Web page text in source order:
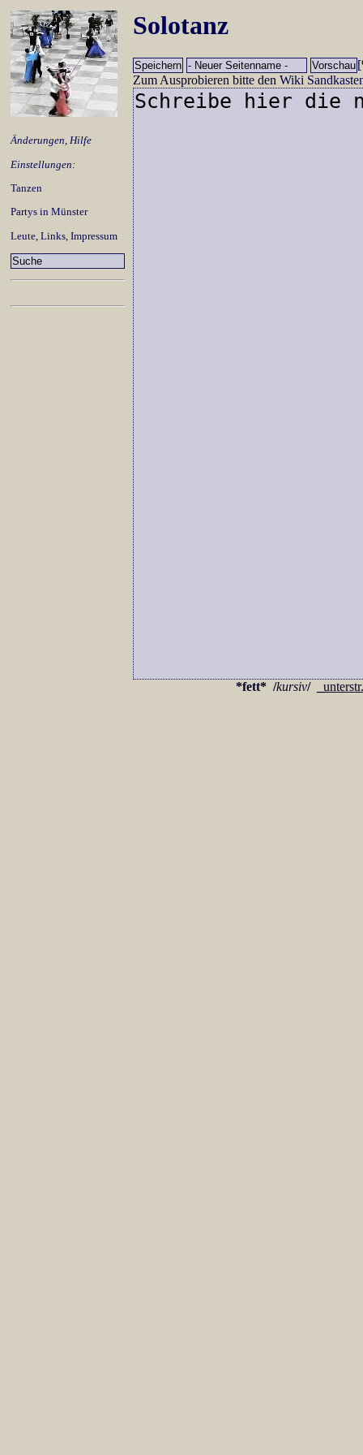
Änderungen, Hilfe
Einstellungen:
Tanzen
Partys in Münster
Leute Links Impressum
Solotanz
Zum Ausprobieren bitte den Wiki
*fett* /kursiv/ unterstr.